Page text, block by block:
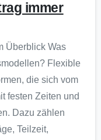
immer
Überblick Was
Flexible
die sich vom
festen Zeiten und
Dazu zählen
Teilzeit,